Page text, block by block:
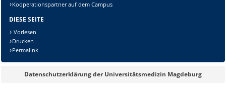
Kooperationspartner auf dem Campus
DIESE SEITE
Vorlesen
Drucken
Permalink
Datenschutzerklärung der Universitätsmedizin Magdeburg